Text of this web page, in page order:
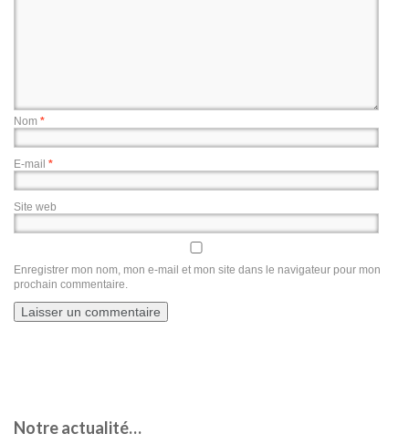
Nom *
E-mail *
Site web
Enregistrer mon nom, mon e-mail et mon site dans le navigateur pour mon
prochain commentaire.
Notre actualité…